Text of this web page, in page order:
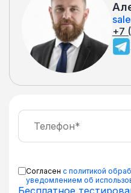
+7
Согласен с политикой
уведомлением об